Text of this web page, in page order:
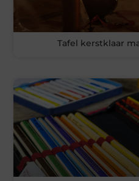
Tafel kerstklaar